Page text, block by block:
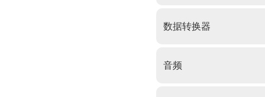
数据转换器
音频